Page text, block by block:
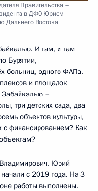
Правительства –
в ДФО Юрием
Дальнего Востока
И там, и там
Бурятии,
больниц, одного ФАПа,
и площадок
Забайкалью –
три детских сада, два
объектов культуры,
с финансированием? Как
Юрий
с 2019 года. На 3
работы выполнены.